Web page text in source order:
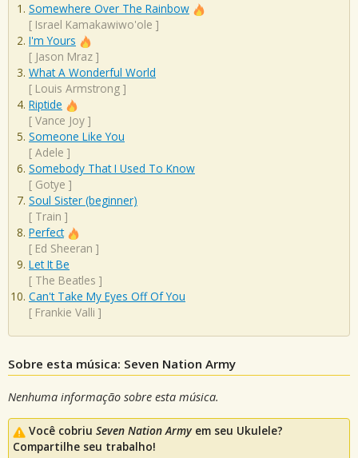
Somewhere Over The Rainbow
[ Israel Kamakawiwo'ole ]
I'm Yours
[ Jason Mraz ]
What A Wonderful World
[ Louis Armstrong ]
Riptide
[ Vance Joy ]
Someone Like You
[ Adele ]
Somebody That I Used To Know
[ Gotye ]
Soul Sister (beginner)
[ Train ]
Perfect
[ Ed Sheeran ]
Let It Be
[ The Beatles ]
Can't Take My Eyes Off Of You
[ Frankie Valli ]
Sobre esta música: Seven Nation Army
Nenhuma informação sobre esta música.
Você cobriu Seven Nation Armyem seu Ukulele?
Compartilhe seu trabalho!